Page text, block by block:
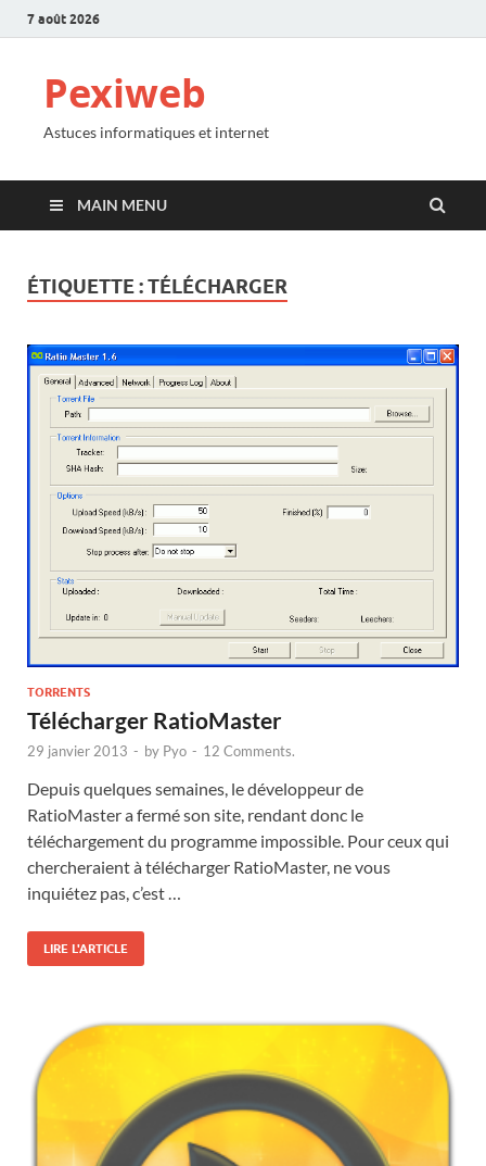
7 août 2026
Pexiweb
Astuces informatiques et internet
MAIN MENU
ÉTIQUETTE :TÉLÉCHARGER
TORRENTS
Télécharger RatioMaster
29 janvier 2013 - by Pyo - 12 Comments.
Depuis quelques semaines, le développeur de
RatioMaster a fermé son site, rendant donc le
téléchargement du programme impossible. Pour ceux qui
chercheraient à télécharger RatioMaster, ne vous
inquiétez pas, c’est …
LIRE L'ARTICLE